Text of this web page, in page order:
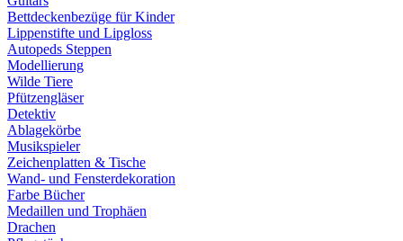
Bettdeckenbezüge für Kinder
Lippenstifte und Lipgloss
Autopeds Steppen
Modellierung
Wilde Tiere
Pfützengläser
Detektiv
Ablagekörbe
Musikspieler
Zeichenplatten & Tische
Wand- und Fensterdekoration
Farbe Bücher
Medaillen und Trophäen
Drachen